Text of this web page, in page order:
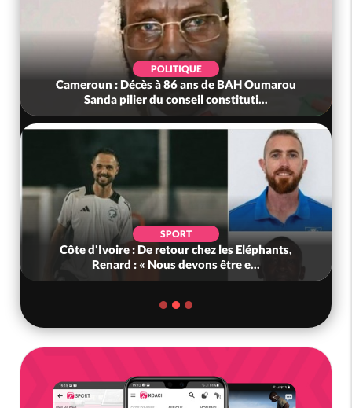
POLITIQUE
Cameroun : Décès à 86 ans de BAH Oumarou
Sanda pilier du conseil constituti...
SPORT
Côte d'Ivoire : De retour chez les Eléphants,
Renard : « Nous devons être e...